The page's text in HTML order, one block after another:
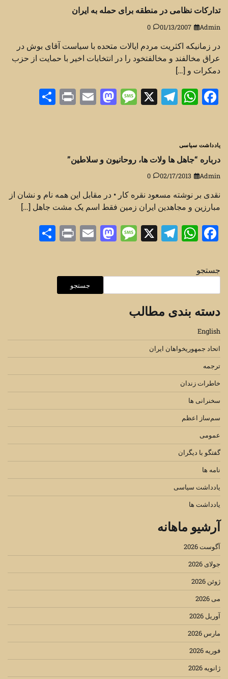
تدارکات نظامی در منطقه برای حمله به ایران
Admin
01/13/2007
0
در زمانیکه اکثریت مردم ایالات متحده با سیاست آقای بوش در
عراق مخالفند و مخالفتخود را در انتخابات اخیر با حمایت از حزب
دمکرات و […]
Facebook
WhatsApp
Telegram
X
Message
Mastodon
Email
Print
یادداشت سیاسی
درباره “جاهل ها ولات ها، روحانیون و سلاطین”
Admin
02/17/2013
0
نقدی بر نوشته مسعود نقره کار • در مقابل این همه نام و نشان از
مبارزین و مجاهدین ایران زمین فقط اسم یک مشت جاهل […]
Facebook
WhatsApp
Telegram
X
Message
Mastodon
Email
Print
جستجو
جستجو
دسته بندی مطالب
English
اتحاد جمهوریخواهان ایران
ترجمه
خاطرات زندان
سخنرانی ها
سم‌ساز اعظم
عمومی
گفتگو با دیگران
نامه ها
یادداشت سیاسی
یادداشت ها
آرشیو ماهانه
آگوست 2026
جولای 2026
ژوئن 2026
می 2026
آوریل 2026
مارس 2026
فوریه 2026
ژانویه 2026